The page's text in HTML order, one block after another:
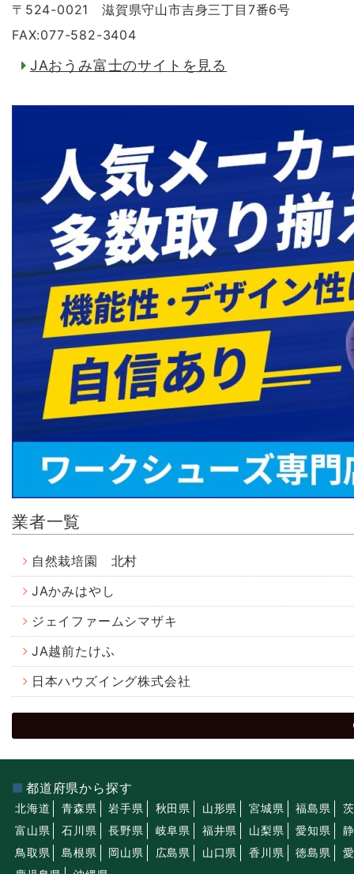
〒524-0021 滋賀県守山市吉身三丁目7番6号
FAX:077-582-3404
JAおうみ富士のサイトを見る
業者一覧
自然栽培園 北村
JAかみはやし
ジェイファームシマザキ
JA越前たけふ
日本ハウズイング株式会社
都道府県から探す
北海道 青森県 岩手県 秋田県 山形県 宮城県 福島県
富山県
石川県 長野県 岐阜県 福井県 山梨県 愛知県
鳥取県
島根県 岡山県 広島県 山口県 香川県 徳島県